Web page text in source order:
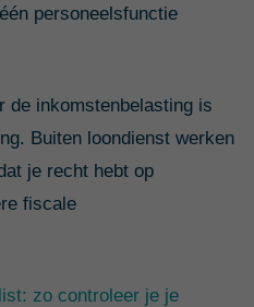
personeelsfunctie
de inkomstenbelasting is
Buiten loondienst werken
je recht hebt op
fiscale
zo controleer je je